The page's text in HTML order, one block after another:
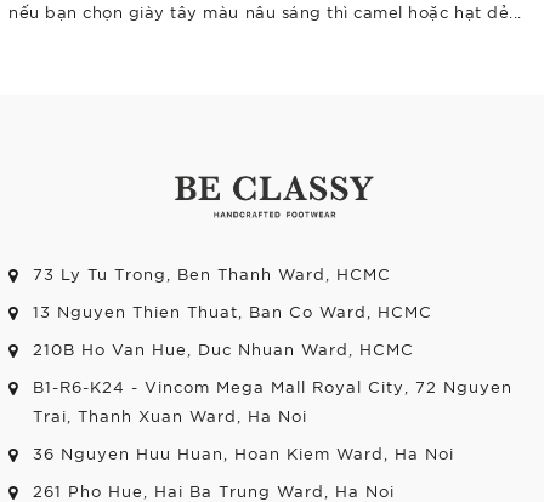
nếu bạn chọn giày tây màu nâu sáng thì camel hoặc hạt dẻ...
73 Ly Tu Trong, Ben Thanh Ward, HCMC
13 Nguyen Thien Thuat, Ban Co Ward, HCMC
210B Ho Van Hue, Duc Nhuan Ward, HCMC
B1-R6-K24 - Vincom Mega Mall Royal City, 72 Nguyen
Trai, Thanh Xuan Ward, Ha Noi
36 Nguyen Huu Huan, Hoan Kiem Ward, Ha Noi
261 Pho Hue, Hai Ba Trung Ward, Ha Noi